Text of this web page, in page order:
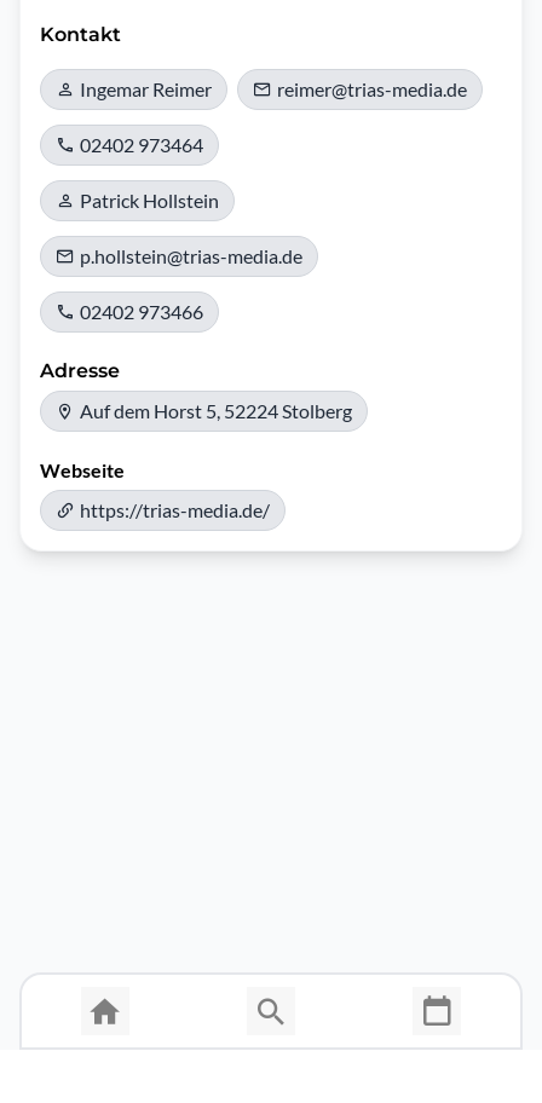
Kontakt
Ingemar Reimer reimer@trias-media.de
02402 973464
Patrick Hollstein
p.hollstein@trias-media.de
02402 973466
Adresse
Auf dem Horst 5, 52224 Stolberg
Webseite
https://trias-media.de/